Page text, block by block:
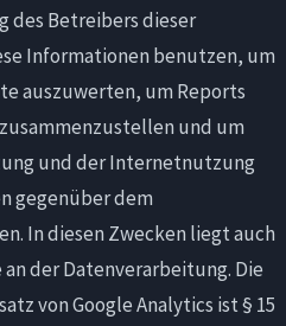
des Betreibers dieser
Informationen benutzen, um
auszuwerten, um Reports
und um
und der Internetnutzung
gegenüber dem
In diesen Zwecken liegt auch
der Datenverarbeitung. Die
von Google Analytics ist § 15